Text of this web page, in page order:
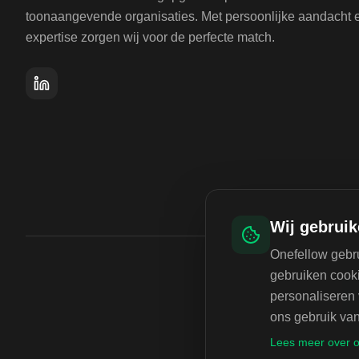
toonaangevende organisaties. Met persoonlijke aandacht
expertise zorgen wij voor de perfecte match.
Wij
Onefellow
gebruiken
personaliseren
ons gebruik
Lees meer over